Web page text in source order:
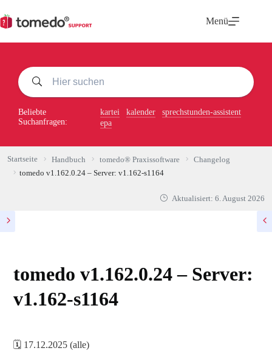
Inhalt
springen
Menü
Beliebte
Suchanfragen:
kartei kalender
sprechstunden-assistent
epa
Startseite Handbuch tomedo® Praxissoftware
Changelog
tomedo v1.162.0.24 – Server: v1.162-s1164
Aktualisiert: 6. August 2026
tomedo v1.162.0.24 – Server:
v1.162-s1164
🗓️ 17.12.2025 (alle)